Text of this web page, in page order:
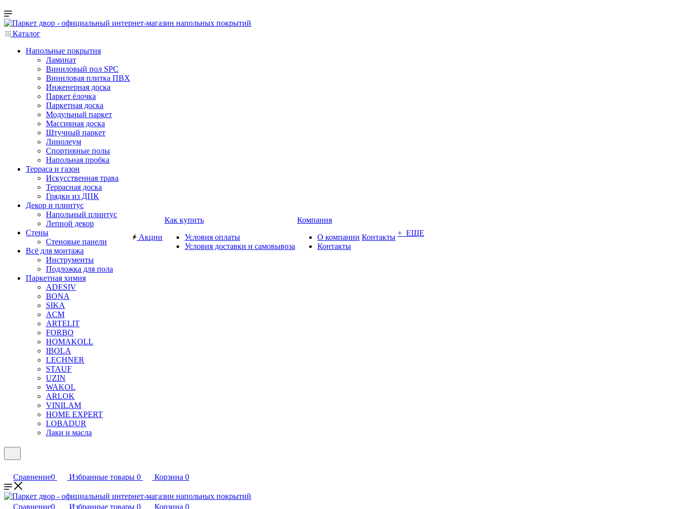
Каталог
Напольные покрытия
Ламинат
Виниловый пол SPC
Виниловая плитка ПВХ
Инженерная доска
Паркет ёлочка
Паркетная доска
Модульный паркет
Массивная доска
Штучный паркет
Линолеум
Спортивные полы
Напольная пробка
Терраса и газон
Искусственная трава
Террасная доска
Грядки из ДПК
Декор и плинтус
Напольный плинтус
Лепной декор
Стены
Стеновые панели
Всё для монтажа
Инструменты
Подложка для пола
Паркетная химия
ADESIV
BONA
SIKA
ACM
ARTELIT
FORBO
HOMAKOLL
IBOLA
LECHNER
STAUF
UZIN
WAKOL
ARLOK
VINILAM
HOME EXPERT
LOBADUR
Лаки и масла
Акции
Как купить
Условия оплаты
Условия доставки и самовывоза
Компания
О компании
Контакты
Контакты + ЕЩЕ
Сравнение0 Избранные товары 0 Корзина 0
Сравнение0 Избранные товары 0 Корзина 0